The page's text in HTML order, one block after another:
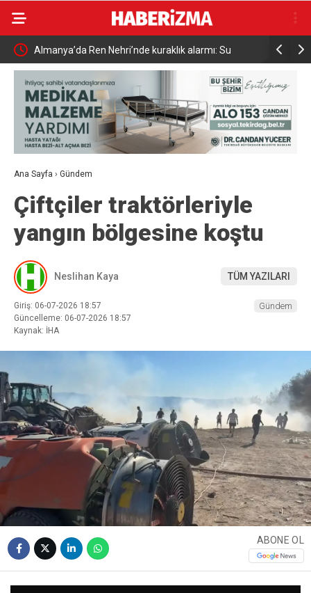
Almanya’da Ren Nehri’nde kuraklık alarmı: Su
seviyesinde tarihi düşüş yaşandı
Ana Sayfa › Gündem
Çiftçiler traktörleriyle
yangın bölgesine koştu
Neslihan Kaya TÜM YAZILARI
Giriş: 06-07-2026 18:57
Güncelleme: 06-07-2026 18:57
Kaynak: İHA
Gündem
ABONE OL